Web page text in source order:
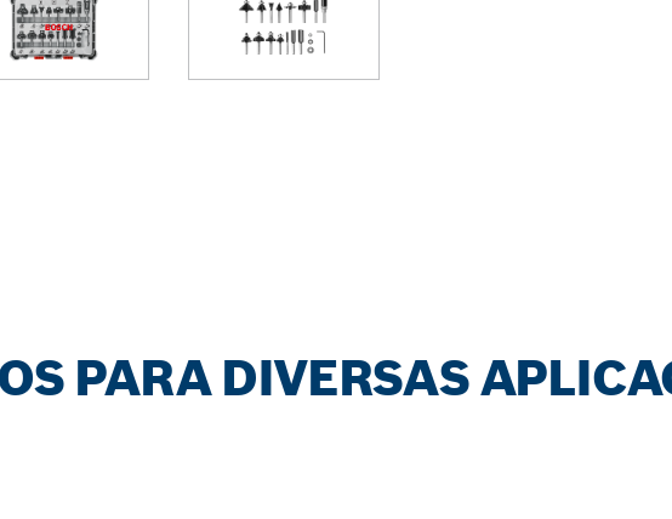
PARA DIVERSAS